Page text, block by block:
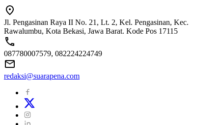
Jl. Pengasinan Raya II No. 21, Lt. 2, Kel. Pengasinan, Kec.
Rawalumbu, Kota Bekasi, Jawa Barat. Kode Pos 17115
087780007579, 082224224749
redaksi@suarapena.com